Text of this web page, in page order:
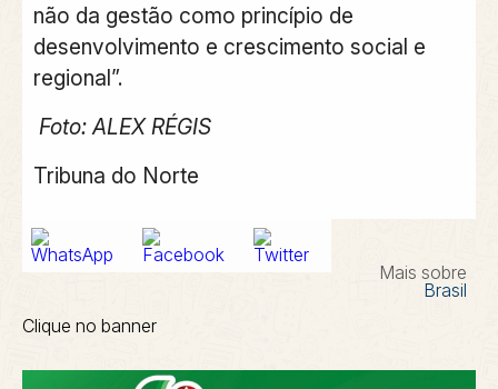
não da gestão como princípio de
desenvolvimento e crescimento social e
regional”.
Foto: ALEX RÉGIS
Tribuna do Norte
Mais sobre
Brasil
Clique no banner